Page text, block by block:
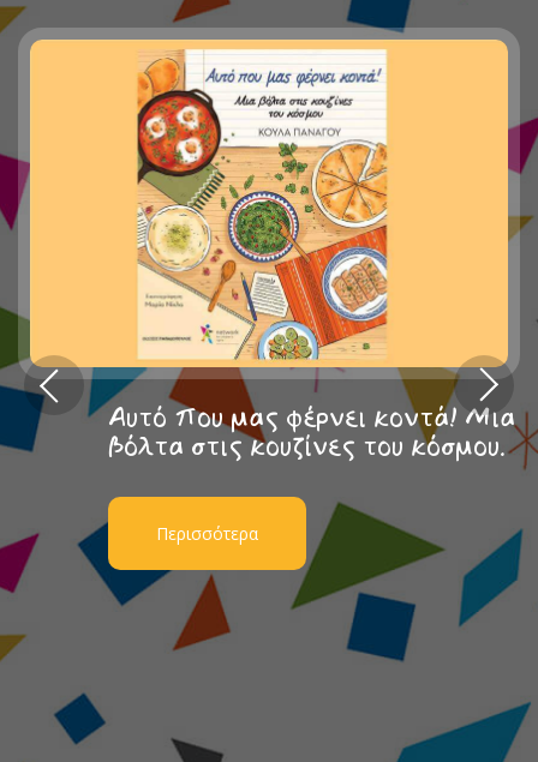
Αυτό που μας φέρνει κοντά! Μια
βόλτα στις κουζίνες του κόσμου.
Περισσότερα